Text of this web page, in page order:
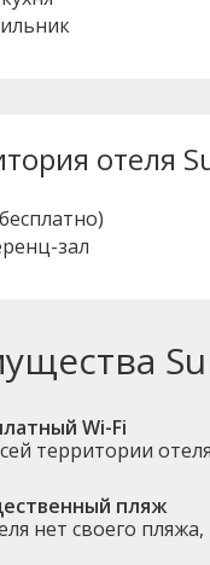
отеля
зал
Wi-Fi
территории
пляж
нет своего